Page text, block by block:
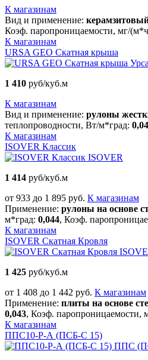
К магазинам
Вид и применение:
Коэф. паропроницаемости, мг/
К магазинам
URSA GEO Скатная крыша
1 410 руб/куб.м
К магазинам
Вид и применение: рулоны
теплопроводности, Вт/м*град:
К магазинам
ISOVER Классик
ISOVER
1 414 руб/куб.м
от 933 до 1 895 руб. К магазинам
Применение: рулоны на основе
м*град: 0,044, Коэф.
К магазинам
ISOVER Скатная Кровля
1 425 руб/куб.м
от 1 408 до 1 442 руб. К магазинам
Применение: плиты на основе
0,043, Коэф. паропроницаемости,
К магазинам
ППС10-Р-А (ПСБ-С 15)
ППС